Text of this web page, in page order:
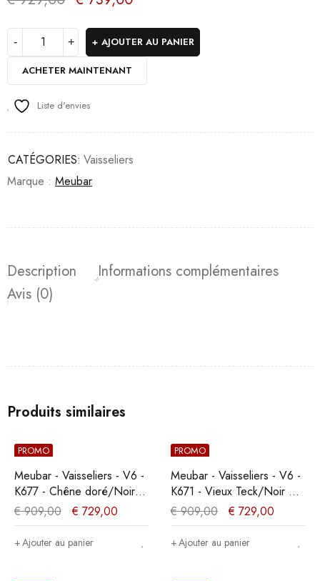
AJOUTER AU PANIER
ACHETER MAINTENANT
Liste d'envies
CATÉGORIES: Vaisseliers
Marque : Meubar
Description
Informations complémentaires
Avis (0)
Produits similaires
PROMO
Meubar - Vaisseliers - V6 -
K677 - Chêne doré/Noir
mat - 131x167x50cm
€909,00 € 729,00
Ajouter au panier
PROMO
Meubar - Vaisseliers - V6 -
K671 - Vieux Teck/Noir mat
- 131x167x50cm
€909,00 € 729,00
Ajouter au panier